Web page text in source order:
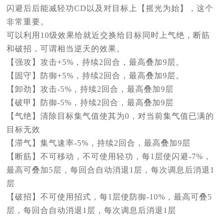
闪避后后能减轻功CD以及对目标上【摇光为始】，这个
非常重要。
可以利用10级效果给就近交换给目标同时上气绝，断筋
和破招，可谓相当逆天的效果。
【强攻】攻击+5%，持续2回合，最高叠加9层。
【固守】防御+5%，持续2回合，最高叠加9层。
【卸劲】攻击-5%，持续2回合，最高叠加9层
【破甲】防御-5%，持续2回合，最高叠加9层
【气绝】清除目标集气值使其为0，对当前集气值已满的
目标无效
【滞气】集气速率-5%，持续2回合，最高叠加9层
【断筋】不可移动，不可使用轻功，每1层使闪避-7%，
最高可叠加5层，每回合自动消退1层，每次调息后消退1
层
【破招】不可使用招式，每1层使防御-10%，最高可叠5
层，每回合自动消退1层，每次调息后消退1层